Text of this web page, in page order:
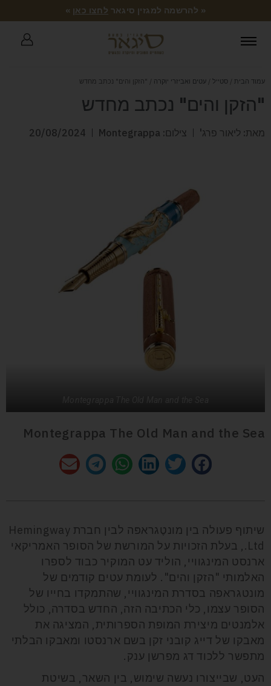
« להרשמה למגזין סיגאר לחצו כאן »
עמוד הבית / סטייל / עטים ואביזרי יוקרה / "הזקן והים" נכתב מחדש
"הזקן והים" נכתב מחדש
מאת: ליאור פרג' צילום: Montegrappa 20/08/2024
Montegrappa The Old Man and the Sea
שיתוף פעולה בין מונטֶגראפּה לבין חברת Hemingway
Ltd., בעלת הזכויות על המורשת של הסופר האמריקאי
ארנסט המינגוויי, הוליד עט המוקיר כבוד לספרו
האלמותי "הזקן והים". לעומת עטים קודמים של
מונטגראפה בסדרת המינגוויי, שהתמקדו בחייו של
הסופר עצמו, כלי הכתיבה הזה, החדש בסדרה, כולל
אלמנטים מיצירת המופת הספרותית, המציגה את
מאבקו של דייג קובני זקן בשם ארנסטו ומאבקו הבלתי
מתפשר ללכוד דג מפרשן ענק.
העט, שבייצורו נעשה שימוש, בין השאר, בשיטת